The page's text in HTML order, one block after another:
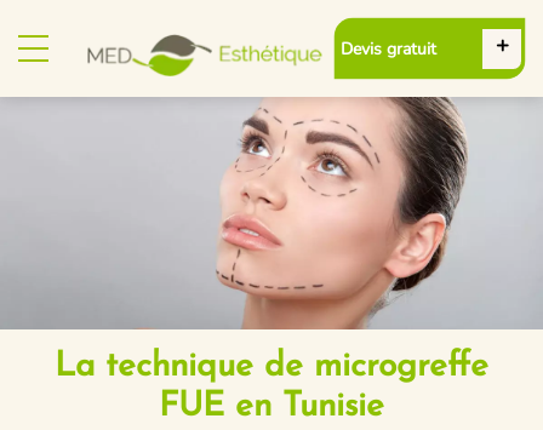
Devis gratuit
La technique de microgreffe
FUE en Tunisie